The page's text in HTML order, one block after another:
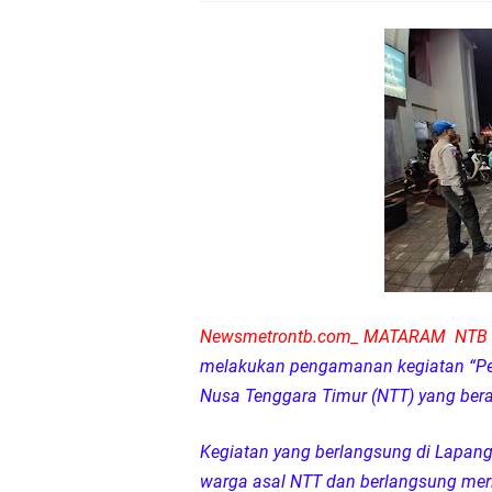
Kapolsek Lingsar
Sambut HUT RI ke-
Dua Residivis
LPA Mataram.
Kapolda NTB
Kapolda NTB
Kapolda NTB
Polda NTB Perkuat
Newsmetrontb.com_ MATARAM NTB
melakukan pengamanan kegiatan
Nusa Tenggara Timur (NTT) yang
Kegiatan yang berlangsung di
warga asal NTT dan berlangsung